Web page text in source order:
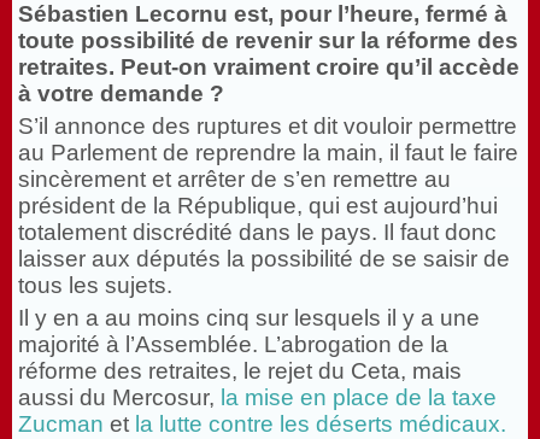
Sébastien Lecornu est, pour l’heure, fermé à
toute possibilité de revenir sur la réforme des
retraites. Peut-on vraiment croire qu’il accède
à votre demande ?
S’il annonce des ruptures et dit vouloir permettre
au Parlement de reprendre la main, il faut le faire
sincèrement et arrêter de s’en remettre au
président de la République, qui est aujourd’hui
totalement discrédité dans le pays. Il faut donc
laisser aux députés la possibilité de se saisir de
tous les sujets.
Il y en a au moins cinq sur lesquels il y a une
majorité à l’Assemblée. L’abrogation de la
réforme des retraites, le rejet du Ceta, mais
aussi du Mercosur, la mise en place de la taxe
Zucman et la lutte contre les déserts médicaux.